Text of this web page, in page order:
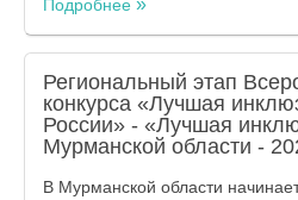
Подробнее
Региональный этап
конкурса «Лучшая
России» - «Лучшая
Мурманской области -
В Мурманской области